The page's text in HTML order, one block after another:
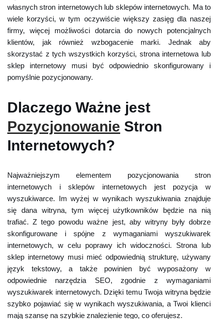
własnych stron internetowych lub sklepów internetowych. Ma to
wiele korzyści, w tym oczywiście większy zasięg dla naszej
firmy, więcej możliwości dotarcia do nowych potencjalnych
klientów, jak również wzbogacenie marki. Jednak aby
skorzystać z tych wszystkich korzyści, strona internetowa lub
sklep internetowy musi być odpowiednio skonfigurowany i
pomyślnie pozycjonowany.
Dlaczego Ważne jest
Pozycjonowanie Stron
Internetowych?
Najważniejszym elementem pozycjonowania stron
internetowych i sklepów internetowych jest pozycja w
wyszukiwarce. Im wyżej w wynikach wyszukiwania znajduje
się dana witryna, tym więcej użytkowników będzie na nią
trafiać. Z tego powodu ważne jest, aby witryny były dobrze
skonfigurowane i spójne z wymaganiami wyszukiwarek
internetowych, w celu poprawy ich widoczności. Strona lub
sklep internetowy musi mieć odpowiednią strukturę, używany
język tekstowy, a także powinien być wyposażony w
odpowiednie narzędzia SEO, zgodnie z wymaganiami
wyszukiwarek internetowych. Dzięki temu Twoja witryna będzie
szybko pojawiać się w wynikach wyszukiwania, a Twoi klienci
mają szansę na szybkie znalezienie tego, co oferujesz.